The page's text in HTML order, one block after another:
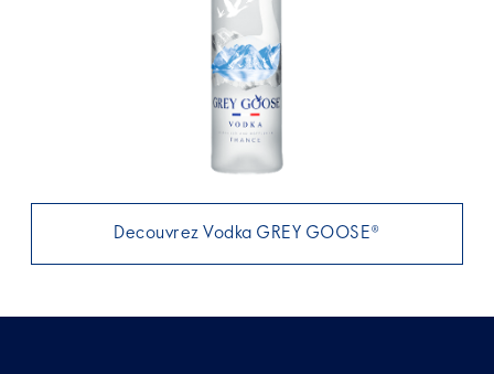
Decouvrez Vodka GREY GOOSE®